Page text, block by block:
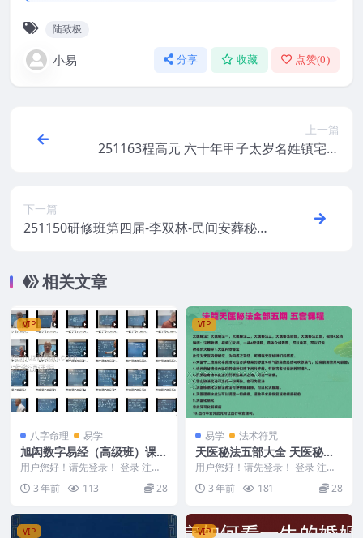
陆致极
小易 分享 收藏 点赞(0)
上一篇
251163程高元 六十年甲子太岁名姓镇宅符
下一篇
251150研修班第四届-李双林-民间安葬秘法
相关文章
VIP
八字命理 易学
旭闳数字易经（高级班）课程
视频44集 百度网盘下载
用户您好！请先登录！ 登录 注册
旭闳数字易经（高级班）课程视频
44集 百度网盘...
3 年前 113 28
VIP
易学 法术符咒
天医秘法五部大全 天医秘法
一，天医秘法二，天医秘法
三，天医秘法四部，天医秘法
五部，视频
用户您好！请先登录！ 登录 注册
天医秘法：天医秘法一，天医秘法
二，天医秘法三，...
3 年前 181 28
VIP VIP